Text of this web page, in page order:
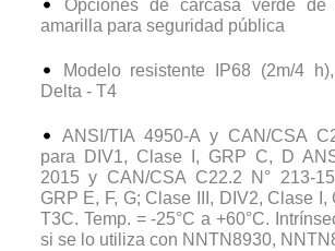
Opciones de carcasa verde
amarilla para seguridad pública
Modelo resistente IP68 (2m/4
Delta - T4
ANSI/TIA 4950-A y CAN/CSA
para DIV1, Clase I, GRP C, D
2015 y CAN/CSA C22.2 N° 213-
GRP E, F, G; Clase III, DIV2, Clase I,
T3C. Temp. = -25°C a +60°C.
si se lo utiliza con NNTN8930,